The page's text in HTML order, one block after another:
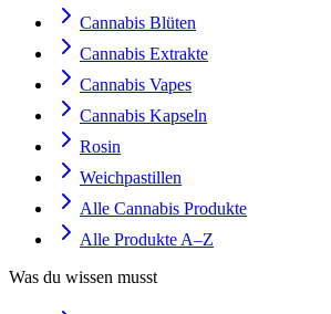
Cannabis Blüten
Cannabis Extrakte
Cannabis Vapes
Cannabis Kapseln
Rosin
Weichpastillen
Alle Cannabis Produkte
Alle Produkte A–Z
Was du wissen musst